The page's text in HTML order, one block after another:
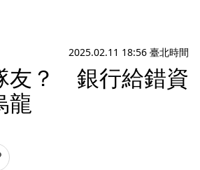
2025.02.11 18:56 臺北時間
友？ 銀行給錯資
龍